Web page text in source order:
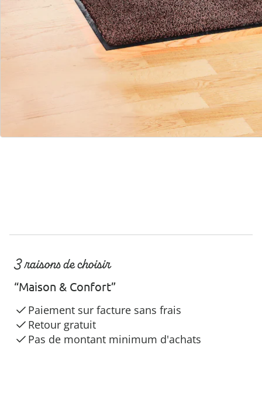
Nous sommes là pour vous
Hotline client
3 raisons de choisir
“Maison & Confort”
Paiement sur facture sans frais
Retour gratuit
Pas de montant minimum d'achats